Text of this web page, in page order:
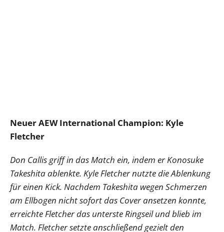
Neuer AEW International Champion: Kyle
Fletcher
Don Callis griff in das Match ein, indem er Konosuke
Takeshita ablenkte. Kyle Fletcher nutzte die Ablenkung
für einen Kick. Nachdem Takeshita wegen Schmerzen
am Ellbogen nicht sofort das Cover ansetzen konnte,
erreichte Fletcher das unterste Ringseil und blieb im
Match. Fletcher setzte anschließend gezielt den